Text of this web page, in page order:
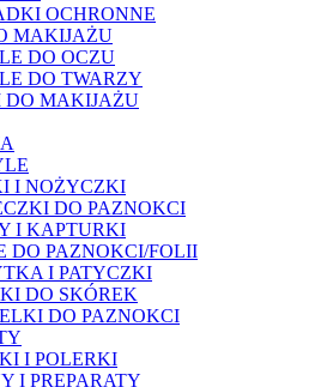
OCHRONNE
MAKIJAŻU
DO OCZU
DO TWARZY
DO MAKIJAŻU
I NOŻYCZKI
DO PAZNOKCI
I KAPTURKI
DO PAZNOKCI/FOLII
I PATYCZKI
DO SKÓREK
DO PAZNOKCI
I POLERKI
I PREPARATY